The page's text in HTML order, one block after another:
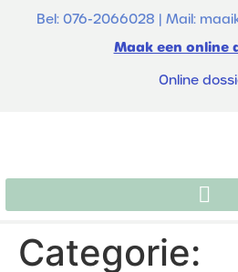
inhoud
Bel: 076-2066028 | Mail:
Maak een online
Online
Categorie: